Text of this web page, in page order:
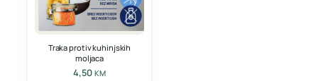
Traka protiv kuhinjskih
moljaca
4,50 KM